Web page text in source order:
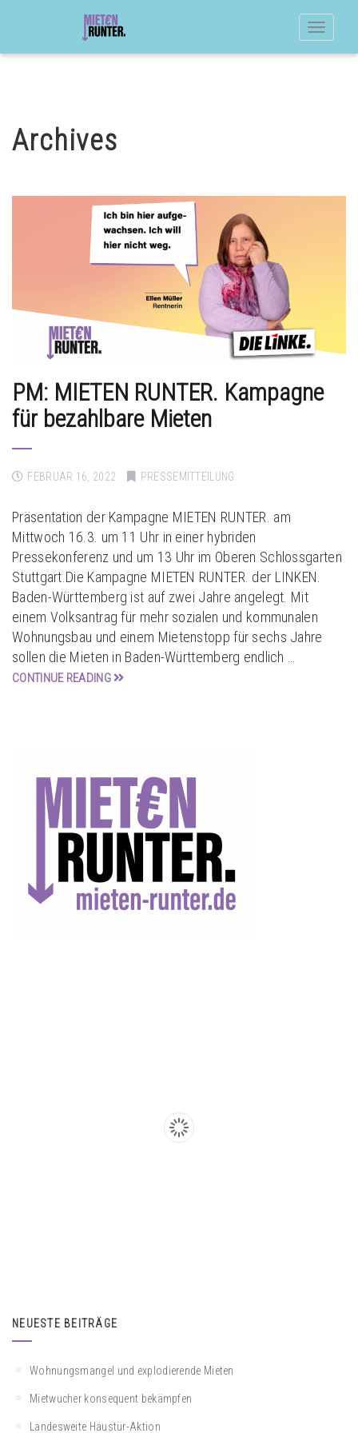
Toggle
Archives
PM: MIETEN RUNTER. Kampagne
für bezahlbare Mieten
FEBRUAR 16, 2022 PRESSEMITTEILUNG
Präsentation der Kampagne MIETEN RUNTER. am
Mittwoch 16.3. um 11 Uhr in einer hybriden
Pressekonferenz und um 13 Uhr im Oberen Schlossgarten
Stuttgart.Die Kampagne MIETEN RUNTER. der LINKEN.
Baden-Württemberg ist auf zwei Jahre angelegt. Mit
einem Volksantrag für mehr sozialen und kommunalen
Wohnungsbau und einem Mietenstopp für sechs Jahre
sollen die Mieten in Baden-Württemberg endlich …
CONTINUE READING
NEUESTE BEITRÄGE
Wohnungsmangel und explodierende Mieten
Mietwucher konsequent bekämpfen
Landesweite Haustür-Aktion